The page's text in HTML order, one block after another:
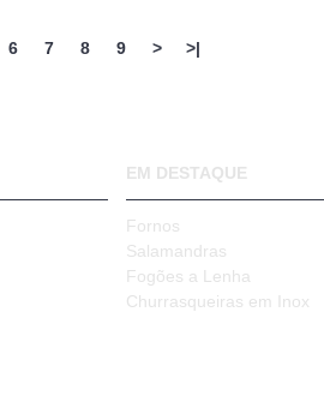
6 7 8 9 > >|
EM DESTAQUE
Fornos
Salamandras
Fogões a Lenha
Churrasqueiras em Inox